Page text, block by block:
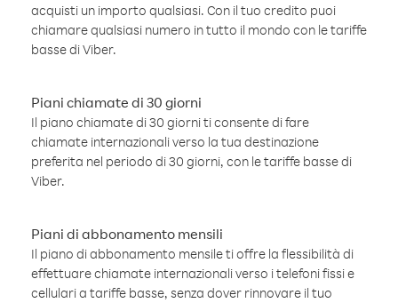
acquisti un importo qualsiasi. Con il tuo credito puoi
chiamare qualsiasi numero in tutto il mondo con le tariffe
basse di Viber.
Piani chiamate di 30 giorni
Il piano chiamate di 30 giorni ti consente di fare
chiamate internazionali verso la tua destinazione
preferita nel periodo di 30 giorni, con le tariffe basse di
Viber.
Piani di abbonamento mensili
Il piano di abbonamento mensile ti offre la flessibilità di
effettuare chiamate internazionali verso i telefoni fissi e
cellulari a tariffe basse, senza dover rinnovare il tuo